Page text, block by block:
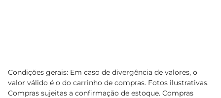
Condições gerais: Em caso de divergência de valores, o
valor válido é o do carrinho de compras. Fotos ilustrativas.
Compras sujeitas a confirmação de estoque. Compras